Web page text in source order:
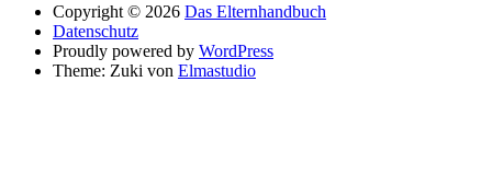
Copyright © 2026 Das Elternhandbuch
Datenschutz
Proudly powered by WordPress
Theme: Zuki von Elmastudio